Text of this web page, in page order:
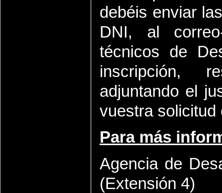
debéis enviar
DNI, al
técnicos de
inscripción,
adjuntando el
vuestra solicitud
Para más
Agencia de
(Extensión 4)